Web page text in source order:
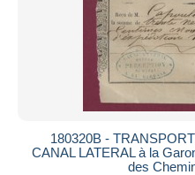
180320B -
CANAL LATERAL à la
des